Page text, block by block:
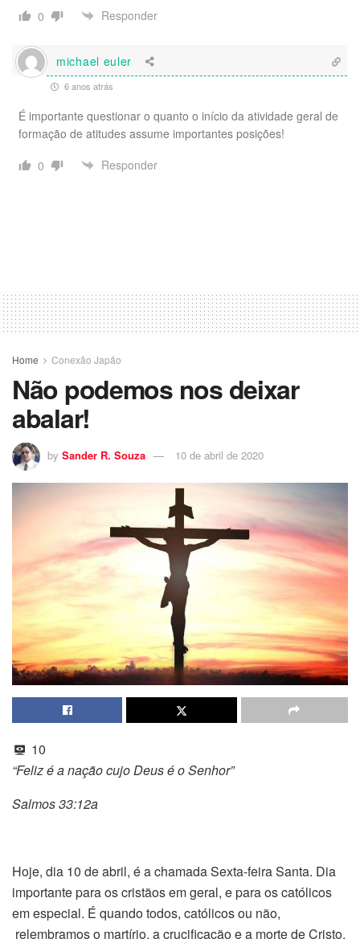
0 Responder
michael euler
6 anos atrás
É importante questionar o quanto o início da atividade geral de
formação de atitudes assume importantes posições!
0
Responder
Home Conexão Japão
Não podemos nos deixar
abalar!
by Sander R. Souza 10 de abril de 2020
10
“Feliz é a nação cujo Deus é o Senhor”
Salmos 33:12a
Hoje, dia 10 de abril, é a chamada Sexta-feira Santa. Dia
importante para os cristãos em geral, e para os católicos
em especial. É quando todos, católicos ou não,
relembramos o martírio, a crucificação e a morte de Cristo.